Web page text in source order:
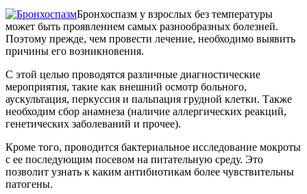
Бронхоспазм у взрослых без температуры
может быть проявлением самых разнообразных болезней.
Поэтому прежде, чем провести лечение, необходимо выявить
причины его возникновения.
С этой целью проводятся различные диагностические
мероприятия, такие как внешний осмотр больного,
аускультация, перкуссия и пальпация грудной клетки. Также
необходим сбор анамнеза (наличие аллергических реакций,
генетических заболеваний и прочее).
Кроме того, проводится бактериальное исследование мокроты
с ее последующим посевом на питательную среду. Это
позволит узнать к каким антибиотикам более чувствительны
патогены.